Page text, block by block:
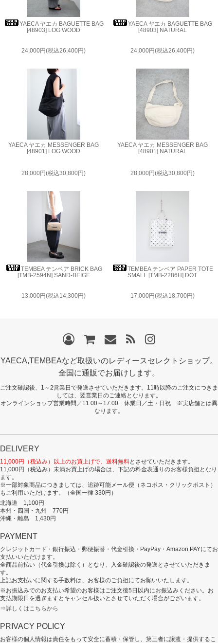
YAECA ヤエカ BAGUETTE BAG
[48903] LOG WOOD
24,000円(税込26,400円)
YAECA ヤエカ BAGUETTE BAG
[48903] NATURAL
24,000円(税込26,400円)
YAECA ヤエカ MESSENGER BAG
[48901] LOG WOOD
28,000円(税込30,800円)
YAECA ヤエカ MESSENGER BAG
[48901] NATURAL
28,000円(税込30,800円)
TEMBEA テンベア BRICK BAG
[TMB-2594N] SAND-BEIGE
13,000円(税込14,300円)
TEMBEA テンベア PAPER TOTE
SMALL [TMB-2286H] DOT
17,000円(税込18,700円)
YAECA,TEMBEAなど取扱いのレディースセレクトショップ。
全国に通販でお届けします。
ご注文確認後、1～2営業日で発送させていただきます。11時以降のご注文につきま
しては、翌営業日のご連絡となります。
オンラインショップ営業時間／11:00～17:00 休業日／土・日祝 ※実店舗とは異
なります。
DELIVERY
11,000円（税込み）以上のお買上げで、送料無料とさせていただきます。
11,000円（税込み）未満お買上げの場合は、下記の料金表通りのお客様負担となり
ます。
※一部対象商品につきましては、追跡可能メール便（ネコポス・クリックポスト）
もご利用いただけます。（全国一律 330円）
北海道 1,100円
本州・四国・九州 770円
沖縄・離島 1,430円
PAYMENT
クレジットカード・銀行振込・郵便振替・代金引換・PayPay・Amazon PAYにてお
支払いいただけます。
全商品前払い（代金引換は除く）となり、入金確認後の発送とさせていただきま
す。
上記お支払いに関する手数料は、お客様のご負担にてお願いいたします。
※お振込みでのお支払い希望のお客様はご注文後5日以内にお振込みください。お
支払期限日を過ぎますとキャンセル扱いとさせていただく場合がございます。
⇒詳しくはこちらから
PRIVACY POLICY
お客様の個人情報は責任をもって安全に蓄積・保管し、第三者に譲渡・提供するこ